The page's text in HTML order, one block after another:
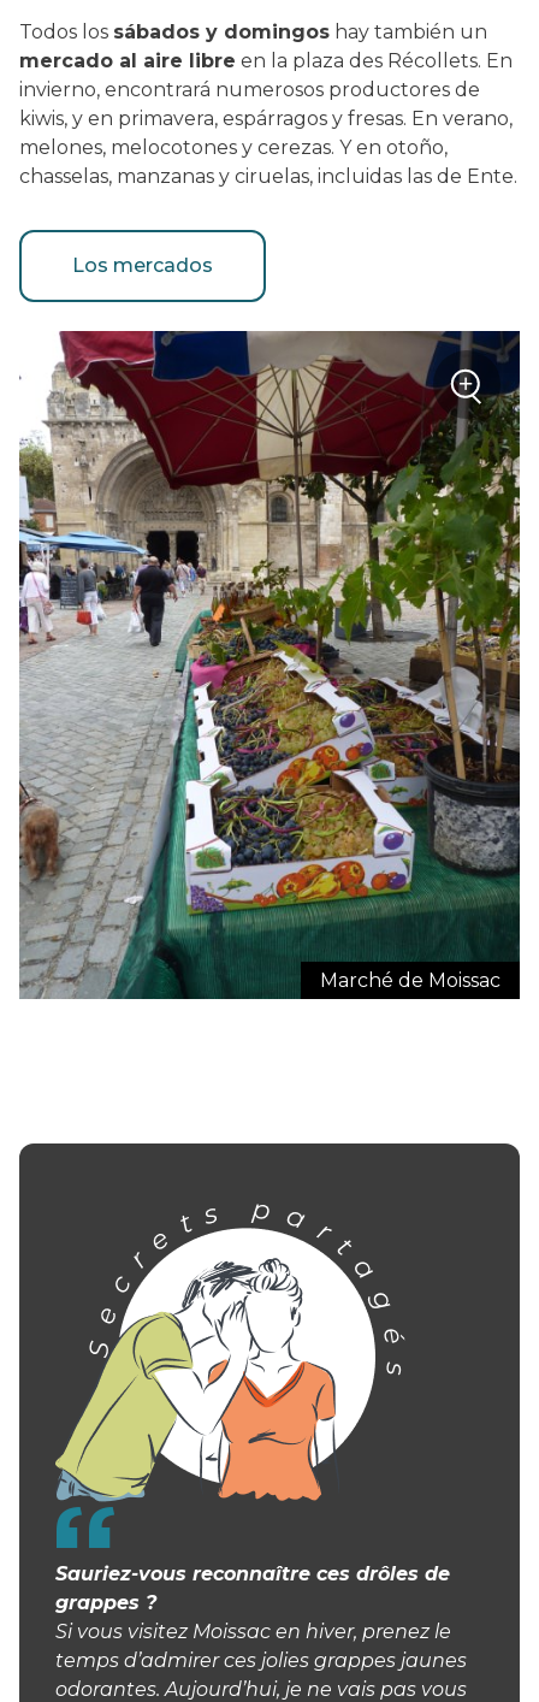
Todos los sábados y domingos hay también un
mercado al aire libre en la plaza des Récollets. En
invierno, encontrará numerosos productores de
kiwis, y en primavera, espárragos y fresas. En verano,
melones, melocotones y cerezas. Y en otoño,
chasselas, manzanas y ciruelas, incluidas las de Ente.
Los mercados
Marché de Moissac
Zoom
+
Sauriez-vous reconnaître ces drôles de
grappes ?
Si vous visitez Moissac en hiver, prenez le
temps d’admirer ces jolies grappes jaunes
odorantes. Aujourd’hui, je ne vais pas vous